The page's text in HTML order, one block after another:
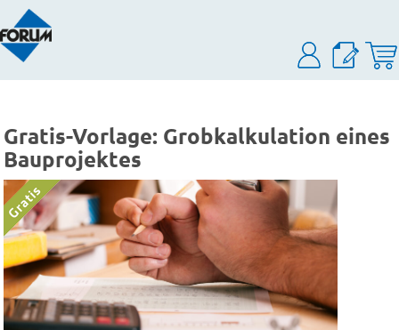
Gratis-Vorlage: Grobkalkulation eines
Bauprojektes